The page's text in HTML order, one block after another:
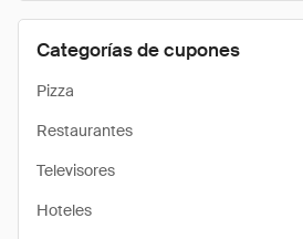
Categorías de cupones
Pizza
Restaurantes
Televisores
Hoteles